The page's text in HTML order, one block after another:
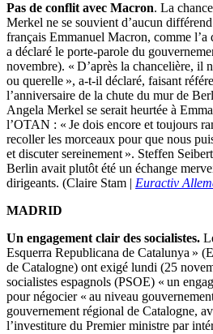
Pas de conflit avec Macron. La
Merkel ne se souvient d’aucun
français Emmanuel Macron, comme
a déclaré le porte-parole du
novembre). « D’après la chancelière, il
ou querelle », a-t-il déclaré, faisant
l’anniversaire de la chute du mur de
Angela Merkel se serait heurtée à
l’OTAN : « Je dois encore et toujours
recoller les morceaux pour que nous
et discuter sereinement ». Steffen
Berlin avait plutôt été un échange
dirigeants. (Claire Stam | Euractiv
MADRID
Un engagement clair des socialistes.
Esquerra Republicana de Catalunya »
de Catalogne) ont exigé lundi (25
socialistes espagnols (PSOE) « un
pour négocier « au niveau
gouvernement régional de Catalogne,
l’investiture du Premier ministre par